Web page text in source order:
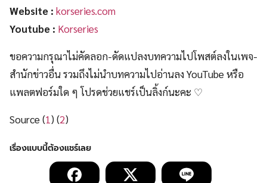
Website : korseries.com
Youtube : Korseries
ขอความกรุณาไม่คัดลอก-ดัดแปลงบทความไปโพสต์ลงในเพจ-
สำนักข่าวอื่น รวมถึงไม่นำบทความไปอ่านลง YouTube หรือ
แพลตฟอร์มใด ๆ โปรดช่วยแชร์เป็นลิ้งก์นะคะ ♡
Source (1) (2)